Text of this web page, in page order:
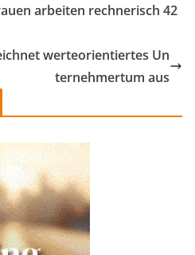
arbeiten rechnerisch 42
werteorientiertes Un
ternehmertum aus